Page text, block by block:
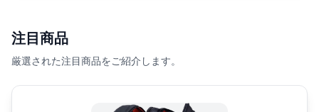
注目商品
厳選された注目商品をご紹介します。